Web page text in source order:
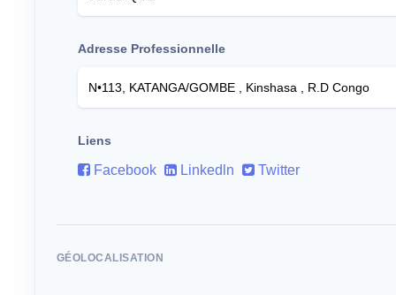
Adresse Professionnelle
Liens
Facebook Linkedln Twitter
GÉOLOCALISATION